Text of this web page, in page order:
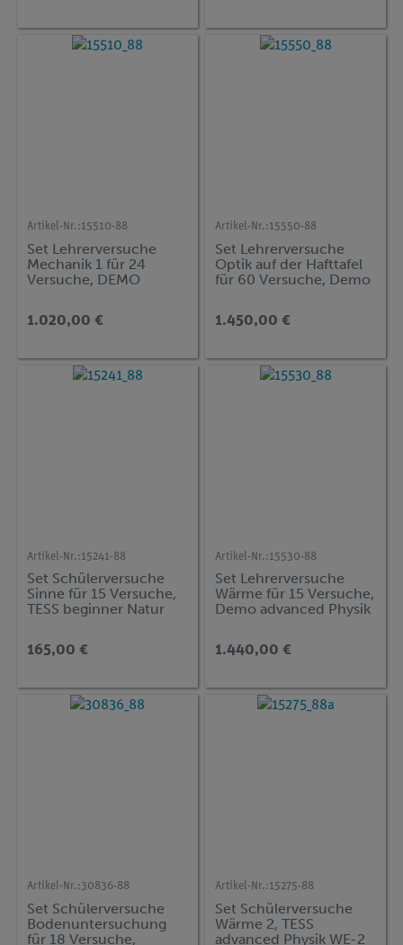
Artikel-Nr.:15510-88
Set Lehrerversuche
Mechanik 1 für 24
Versuche, DEMO
1.020,00 €
Artikel-Nr.:15550-88
Set Lehrerversuche
Optik auf der Hafttafel
für 60 Versuche, Demo
1.450,00 €
Artikel-Nr.:15241-88
Set Schülerversuche
Sinne für 15 Versuche,
TESS beginner Natur
165,00 €
Artikel-Nr.:15530-88
Set Lehrerversuche
Wärme für 15 Versuche,
Demo advanced Physik
1.440,00 €
Artikel-Nr.:30836-88
Set Schülerversuche
Bodenuntersuchung
für 18 Versuche,
Artikel-Nr.:15275-88
Set Schülerversuche
Wärme 2, TESS
advanced Physik WE-2